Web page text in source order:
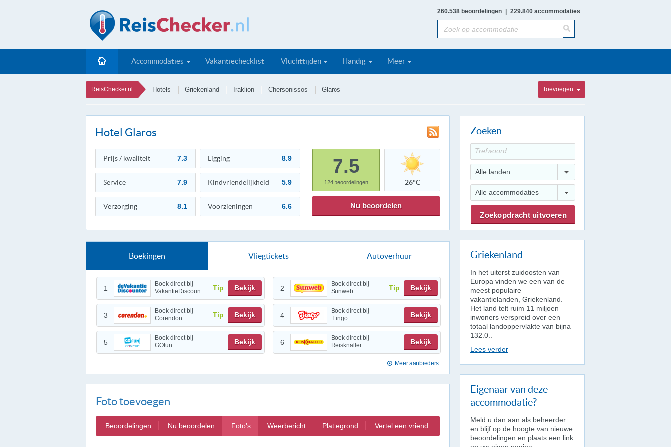
260.538 beoordelingen 229.840 accommodaties
Accommodaties Vakantiechecklist Vluchttijden Handig Meer
ReisChecker.nl Hotels Griekenland Iraklion Chersonissos Glaros Toevoegen
Hotel Glaros
Prijs / kwaliteit 7.3 Ligging 8.9
Service 7.9 Kindvriendelijkheid 5.9
Verzorging 8.1 Voorzieningen 6.6
7.5
124beoordelingen 26°C
Nu beoordelen
Boekingen Vliegtickets Autoverhuur
1
Boek direct bij
VakantieDiscoun..
Tip Bekijk 2
Boek direct bij
Sunweb
Tip Bekijk
3
Boek direct bij
Corendon
Tip Bekijk 4
Boek direct bij
Tjingo
Bekijk
5
Boek direct bij
GOfun
Bekijk 6
Boek direct bij
Reisknaller
Bekijk
Meer aanbieders
Foto toevoegen
Beoordelingen Nu beoordelen Foto's Weerbericht Plattegrond Vertel een vriend
Zoeken
Alle landen
Alle accommodaties
Griekenland
In het uiterst zuidoosten van
Europa vinden we een van de
meest populaire
vakantielanden, Griekenland.
Het land telt ruim 11 miljoen
inwoners verspreid over een
totaal landoppervlakte van bijna
132.0..
Lees verder
Eigenaar van deze
accommodatie?
Meld u dan aan als beheerder
en blijf op de hoogte van nieuwe
beoordelingen en plaats een link